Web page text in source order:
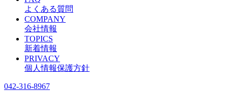
よくある質問
COMPANY
会社情報
TOPICS
新着情報
PRIVACY
個人情報保護方針
042-316-8967